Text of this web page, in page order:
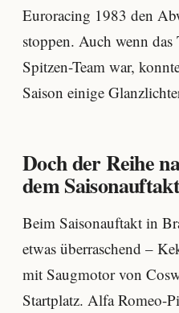
Euroracing 1983 den
stoppen. Auch wenn
Spitzen-Team war,
Saison einige
Doch der Reihe
dem
Beim Saisonauftakt in
etwas überraschend –
mit Saugmotor von
Startplatz. Alfa Romeo-